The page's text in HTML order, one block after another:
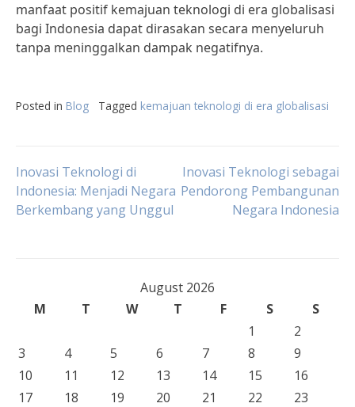
manfaat positif kemajuan teknologi di era globalisasi
bagi Indonesia dapat dirasakan secara menyeluruh
tanpa meninggalkan dampak negatifnya.
Posted in Blog Tagged kemajuan teknologi di era globalisasi
Post
navigation
Inovasi Teknologi di
Indonesia: Menjadi Negara
Berkembang yang Unggul
Inovasi Teknologi sebagai
Pendorong Pembangunan
Negara Indonesia
August 2026
M
T W T F S
S
1
2
3
4 5 6 7 8
9
10
11 12 13 14 15
16
17
18 19 20 21 22
23